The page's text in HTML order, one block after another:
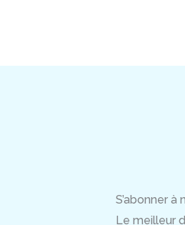
S’abonner
Le meilleur